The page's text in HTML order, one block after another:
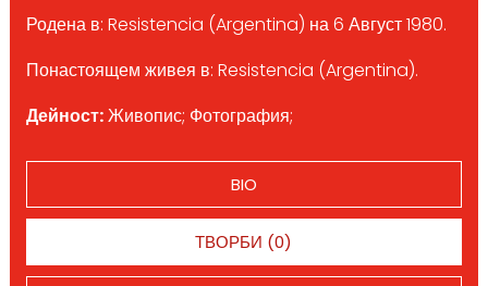
Родена в: Resistencia (Argentina) на 6 Август 1980.
Понастоящем живея в: Resistencia (Argentina).
Дейност:Живопис; Фотография;
BIO
ТВОРБИ (0)